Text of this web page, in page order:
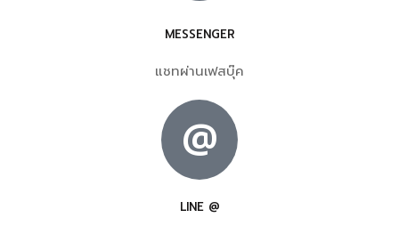
MESSENGER
แชทผ่านเฟสบุ๊ค
@
LINE @